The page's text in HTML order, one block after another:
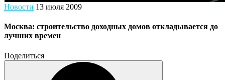
Новости 13 июля 2009
Москва: строительство доходных домов откладывается до
лучших времен
Поделиться